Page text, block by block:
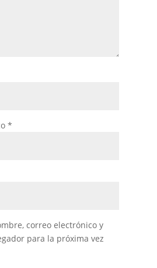
*
correo electrónico y
para la próxima vez